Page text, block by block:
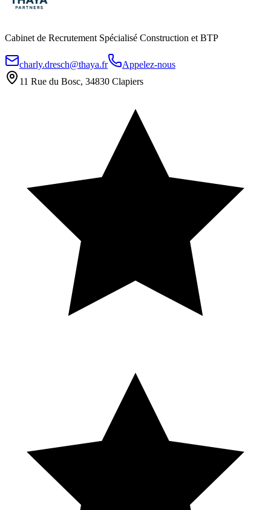
Cabinet de Recrutement Spécialisé Construction et BTP
charly.dresch@thaya.fr
Appelez-nous
11 Rue du Bosc, 34830 Clapiers